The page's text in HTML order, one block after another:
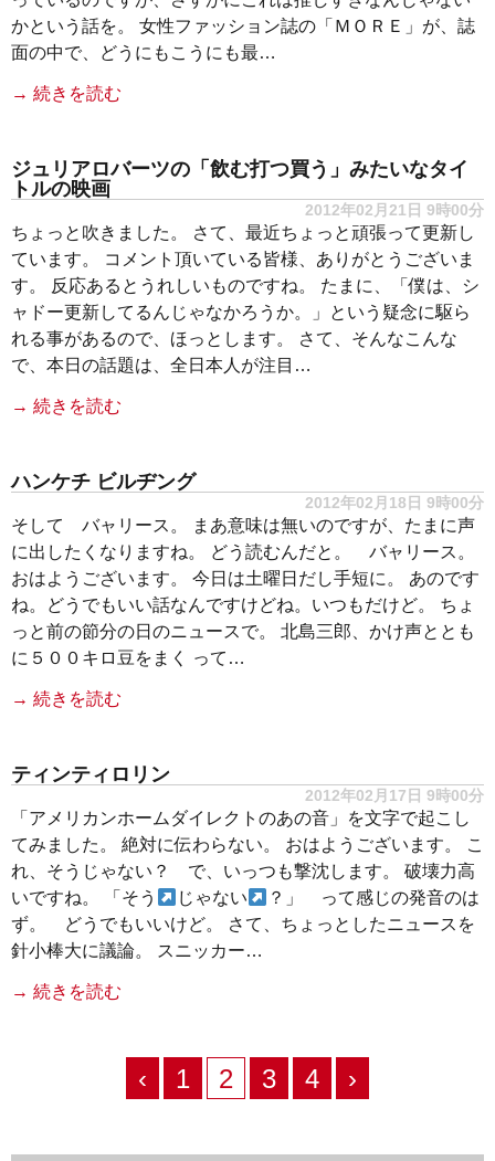
かという話を。 女性ファッション誌の「ＭＯＲＥ」が、誌
面の中で、どうにもこうにも最…
→ 続きを読む
ジュリアロバーツの「飲む打つ買う」みたいなタイ
トルの映画
2012年02月21日 9時00分
ちょっと吹きました。 さて、最近ちょっと頑張って更新し
ています。 コメント頂いている皆様、ありがとうございま
す。 反応あるとうれしいものですね。 たまに、「僕は、シ
ャドー更新してるんじゃなかろうか。」という疑念に駆ら
れる事があるので、ほっとします。 さて、そんなこんな
で、本日の話題は、全日本人が注目…
→ 続きを読む
ハンケチ ビルヂング
2012年02月18日 9時00分
そして バャリース。 まあ意味は無いのですが、たまに声
に出したくなりますね。 どう読むんだと。 バャリース。
おはようございます。 今日は土曜日だし手短に。 あのです
ね。どうでもいい話なんですけどね。いつもだけど。 ちょ
っと前の節分の日のニュースで。 北島三郎、かけ声ととも
に５００キロ豆をまく って…
→ 続きを読む
ティンティロリン
2012年02月17日 9時00分
「アメリカンホームダイレクトのあの音」を文字で起こし
てみました。 絶対に伝わらない。 おはようございます。 こ
れ、そうじゃない？ で、いっつも撃沈します。 破壊力高
いですね。 「そう
じゃない
？」 って感じの発音のは
ず。 どうでもいいけど。 さて、ちょっとしたニュースを
針小棒大に議論。 スニッカー…
→ 続きを読む
‹ 1 2 3 4 ›